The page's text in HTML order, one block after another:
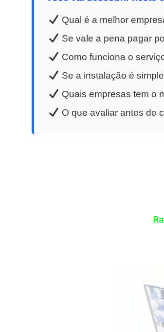
Qual é a melhor
Se vale a pena pagar
Como funciona o
Se a instalação é
Quais empresas tem o
O que avaliar antes de